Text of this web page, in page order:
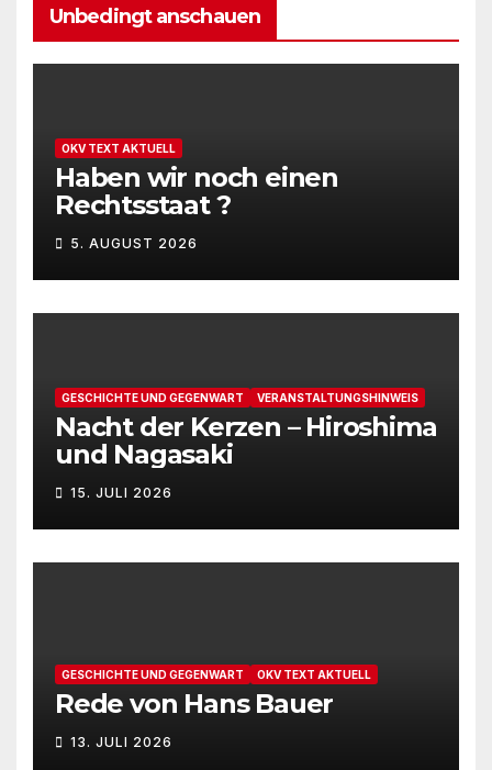
Unbedingt anschauen
OKV TEXT AKTUELL
Haben wir noch einen
Rechtsstaat ?
5. AUGUST 2026
GESCHICHTE UND GEGENWART VERANSTALTUNGSHINWEIS
Nacht der Kerzen – Hiroshima
und Nagasaki
15. JULI 2026
GESCHICHTE UND GEGENWART OKV TEXT AKTUELL
Rede von Hans Bauer
13. JULI 2026